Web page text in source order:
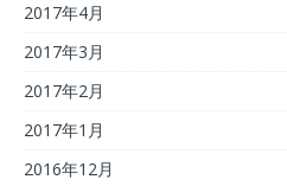
2017年4月
2017年3月
2017年2月
2017年1月
2016年12月